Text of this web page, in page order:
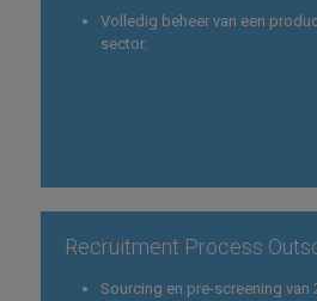
Volledig beheer van een
sector.
Recruitment Process
Sourcing en pre-screening van